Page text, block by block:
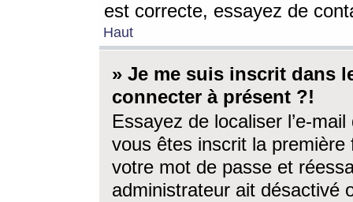
est correcte, essayez de
Haut
» Je me suis inscrit dans
connecter à présent ?!
Essayez de localiser l’e-
vous êtes inscrit la première
votre mot de passe et
administrateur ait désactivé